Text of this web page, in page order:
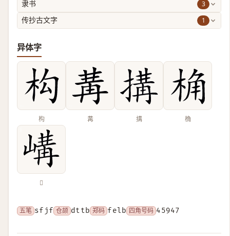
隶书 3
传抄古文字 1
异体字
构 冓 搆 桷
𡻉
五笔 sfjf 仓颉 dttb 郑码 felb 四角号码 45947